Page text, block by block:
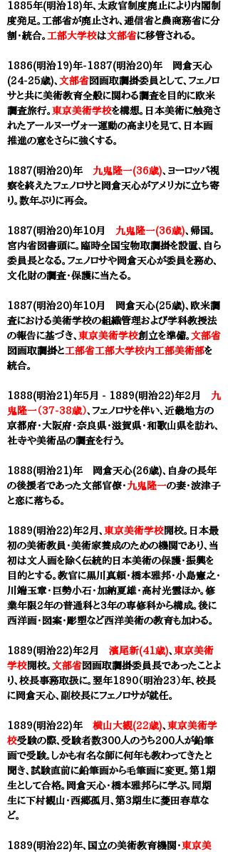
1885年(明治18)年、 太政官制度廃止により内閣制
度発足。工部省が廃止され、逓信省と農商務省に分
割・統合。 工部大学校は文部省に移管される。
1886(明治19)年-1887(明治20)年 岡倉天心
(24-25歳)、 文部省図画取調掛委員として、フェノロ
サと共に美術教育全般に関わる調査を目的に欧米
調査旅行。 東京美術学校を構想。日本美術に触発さ
れたアールヌーヴォー運動の高まりを見て、日本画
推進の意をさらに強くする。
1887(明治20)年 九鬼隆一(36歳)、ヨーロッパ視
察を終えたフェノロサと 岡倉天心がアメリカに立ち寄
り。数年ぶりに再会。
1887(明治20)年10月 九鬼隆一(36歳)、帰国。
宮内省図書頭に。臨時全国宝物取調掛を設置、自ら
委員長となる。フェノロサや 岡倉天心が委員を務め、
文化財の調査・保護に当たる。
1887(明治20)年10月 岡倉天心(25歳)、欧米調
査における美術学校の組織管理および学科教授法
の報告に基づき、 東京美術学校創立を準備。 文部省
図画取調掛と工部省工部大学校内工部美術部を
統合。
1888(明治21)年5月 - 1889(明治22)年2月 九
鬼隆一（37-38歳）、フェノロサを伴い、近畿地方の
京都府・大阪府・奈良県・滋賀県・和歌山県を訪れ、
社寺や美術品の調査を行う。
1888(明治21)年 岡倉天心(26歳)、自身の長年
の後援者であった文部官僚・ 九鬼隆一の妻・波津子
と恋に落ちる。
1889(明治22)年2月、 東京美術学校開校。日本最
初の美術教員・美術家養成のための機関であり、当
初は文人画を除く伝統的日本美術の保護・振興を
目的とする。教官に黒川真頼・橋本雅邦・小島憲之・
川端玉章・巨勢小石・加納夏雄・高村光雲ほか。修
業年限2年の普通科と3年の専修科から構成。後に
西洋画・図案・彫塑など西洋美術の教育も加わる。
1889(明治22)年2月 濱尾新(41歳)、 東京美術
学校開校。 文部省図画取調掛委員長であったことよ
り、校長事務取扱に。翌年1890（明治23）年、校長
に 岡倉天心、副校長にフェノロサが就任。
1889(明治22)年 横山大観(22歳)、 東京美術学
校受験の際、受験者数300人のうち200人が鉛筆
画で受験。しかも有名な師に何年も教わってきたと
聞き、試験直前に鉛筆画から毛筆画に変更。第1期
生として合格。 岡倉天心・橋本雅邦らに学ぶ。同期
生に下村観山・西郷孤月、第3期生に菱田春草な
ど。
1889(明治22)年、国立の美術教育機関・東京美